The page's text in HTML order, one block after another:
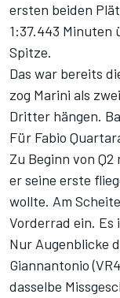
ersten beiden
1:37.443 Minuten
Spitze.
Das war bereits
zog Marini als
Dritter hängen.
Für Fabio
Zu Beginn von
er seine erste
wollte. Am
Vorderrad ein. Es
Nur Augenblicke
Giannantonio
dasselbe